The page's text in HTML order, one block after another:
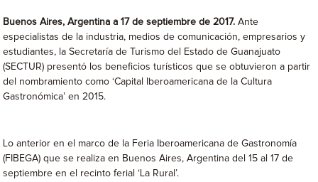
Buenos Aires, Argentina a 17 de septiembre de 2017.Ante
especialistas de la industria, medios de comunicación, empresarios y
estudiantes, la Secretaría de Turismo del Estado de Guanajuato
(SECTUR) presentó los beneficios turísticos que se obtuvieron a partir
del nombramiento como ‘Capital Iberoamericana de la Cultura
Gastronómica’ en 2015.
Lo anterior en el marco de la Feria Iberoamericana de Gastronomía
(FIBEGA) que se realiza en Buenos Aires, Argentina del 15 al 17 de
septiembre en el recinto ferial ‘La Rural’.